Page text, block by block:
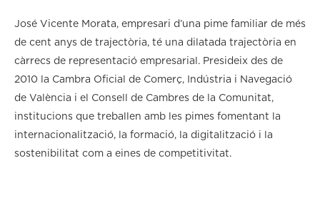
José Vicente Morata, empresari d’una pime familiar de més
de cent anys de trajectòria, té una dilatada trajectòria en
càrrecs de representació empresarial. Presideix des de
2010 la Cambra Oficial de Comerç, Indústria i Navegació
de València i el Consell de Cambres de la Comunitat,
institucions que treballen amb les pimes fomentant la
internacionalització, la formació, la digitalització i la
sostenibilitat com a eines de competitivitat.